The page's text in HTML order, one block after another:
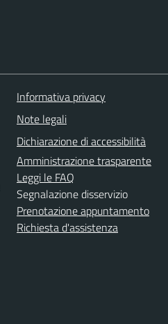
Informativa privacy
Note legali
Dichiarazione di accessibilità
Amministrazione trasparente
Leggi le FAQ
Segnalazione disservizio
Prenotazione appuntamento
Richiesta d'assistenza